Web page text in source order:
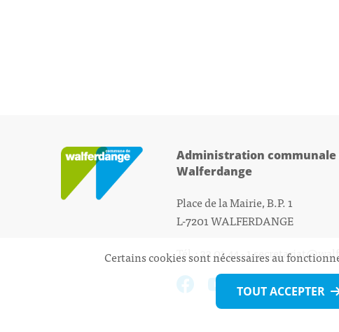
Administration communale
Walferdange
Place de la Mairie, B.P. 1
L-7201 WALFERDANGE
Tél.: 33 01 44 - 1
Certains cookies sont nécessaires au
TOUT ACCEPTER